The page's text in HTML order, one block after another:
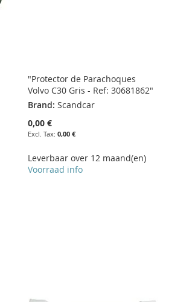
"Protector de Parachoques
Volvo C30 Gris - Ref: 30681862"
Brand: Scandcar
0,00 €
0,00 €
Leverbaar over 12 maand(en)
Voorraad info